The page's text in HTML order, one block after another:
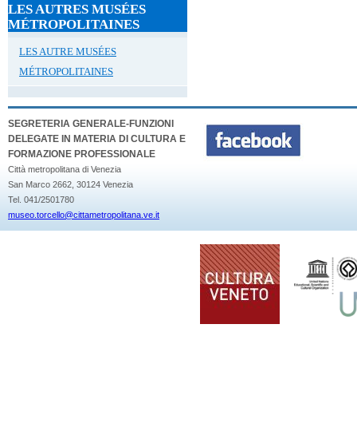
LES AUTRES MUSÉES
MÉTROPOLITAINES
LES AUTRE MUSÉES
MÉTROPOLITAINES
SEGRETERIA GENERALE-FUNZIONI
DELEGATE IN MATERIA DI CULTURA E
FORMAZIONE PROFESSIONALE
Città metropolitana di Venezia
San Marco 2662, 30124 Venezia
Tel. 041/2501780
museo.torcello@cittametropolitana.ve.it